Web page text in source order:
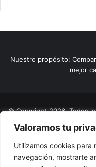
Valoramos tu
Utilizamos cookies para
navegación, mostrarte
Nuestro propósito:
mejor
© Copyright 2026, Todos
SAS
Home
Actualidad
El Tinteadero